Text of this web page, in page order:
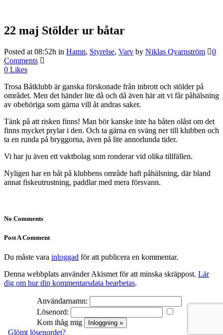
22 maj Stölder ur båtar
Posted at 08:52h in Hamn, Styrelse, Varv by Niklas Qvarnström
0
Comments
0 Likes
Trosa Båtklubb är ganska förskonade från inbrott och stölder på
området. Men det händer lite då och då även här att vi får påhälsning
av obehöriga som gärna vill åt andras saker.
Tänk på att risken finns! Man bör kanske inte ha båten olåst om det
finns mycket prylar i den. Och ta gärna en sväng ner till klubben och
ta en runda på bryggorna, även på lite annorlunda tider.
Vi har ju även ett vaktbolag som ronderar vid olika tillfällen.
Nyligen har en båt på klubbens område haft påhälsning, där bland
annat fiskeutrustning, paddlar med mera försvann.
No Comments
Post A Comment
Du måste vara inloggad för att publicera en kommentar.
Denna webbplats använder Akismet för att minska skräppost. Lär
dig om hur din kommentarsdata bearbetas.
Användarnamn:
Lösenord:
Kom ihåg mig
Glömt lösenordet?